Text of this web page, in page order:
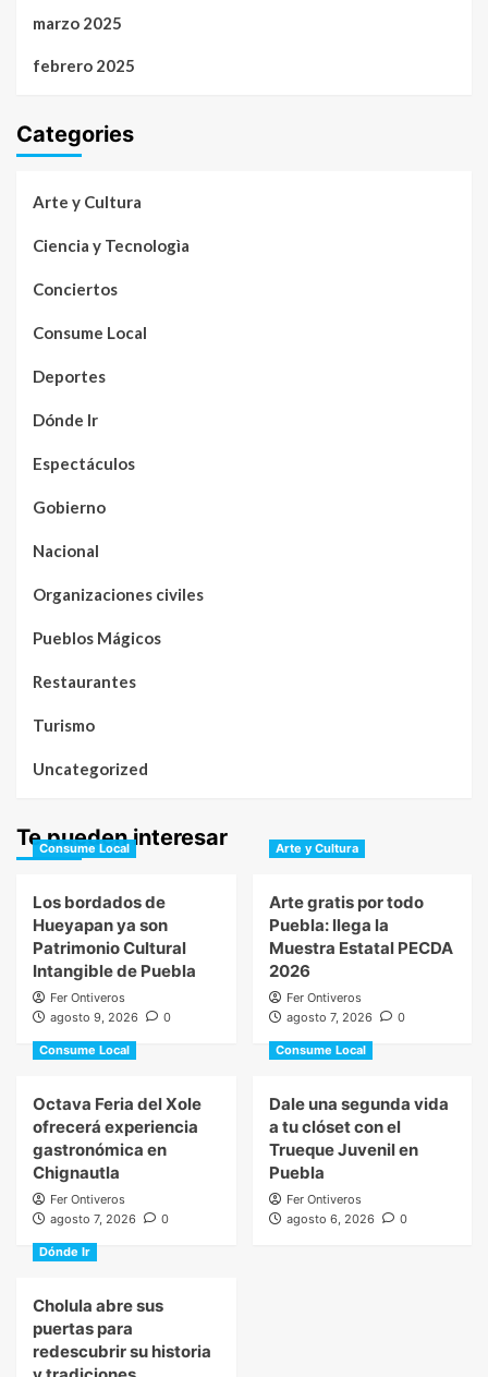
marzo 2025
febrero 2025
Categories
Arte y Cultura
Ciencia y Tecnologìa
Conciertos
Consume Local
Deportes
Dónde Ir
Espectáculos
Gobierno
Nacional
Organizaciones civiles
Pueblos Mágicos
Restaurantes
Turismo
Uncategorized
Te pueden interesar
Consume Local
Los bordados de
Hueyapan ya son
Patrimonio Cultural
Intangible de Puebla
Fer Ontiveros
agosto 9, 2026
0
Arte y Cultura
Arte gratis por todo
Puebla: llega la
Muestra Estatal PECDA
2026
Fer Ontiveros
agosto 7, 2026
0
Consume Local
Octava Feria del Xole
ofrecerá experiencia
gastronómica en
Chignautla
Fer Ontiveros
agosto 7, 2026
0
Consume Local
Dale una segunda vida
a tu clóset con el
Trueque Juvenil en
Puebla
Fer Ontiveros
agosto 6, 2026
0
Dónde Ir
Cholula abre sus
puertas para
redescubrir su historia